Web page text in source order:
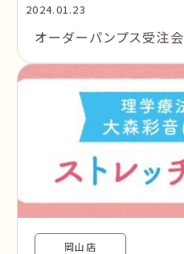
2024.01.23
オーダーパンプス受注会
岡山店